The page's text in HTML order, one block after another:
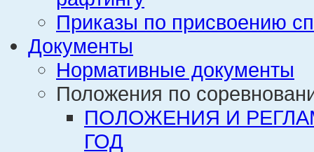
Приказы по присвоению
Документы
Нормативные документы
Положения по
ПОЛОЖЕНИЯ И
ГОД